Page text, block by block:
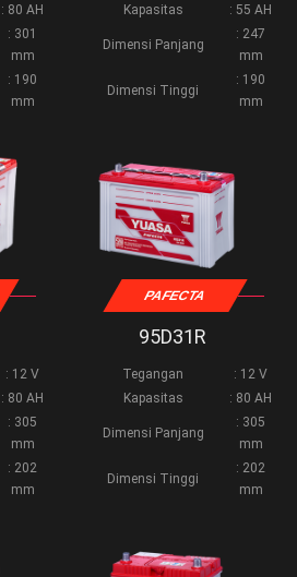
: 80 AH
: 301
mm
: 190
mm
Kapasitas
: 55 AH
Dimensi Panjang
: 247
mm
Dimensi Tinggi
: 190
mm
: 12 V
: 80 AH
: 305
mm
: 202
mm
PAFECTA
95D31R
Tegangan
: 12 V
Kapasitas
: 80 AH
Dimensi Panjang
: 305
mm
Dimensi Tinggi
: 202
mm